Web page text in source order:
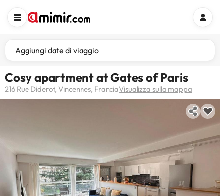
Aggiungi date di viaggio
Cosy apartment at Gates of Paris
216 Rue Diderot, Vincennes, FranciaVisualizza sulla mappa